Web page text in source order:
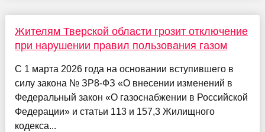
Жителям Тверской области грозит отключение
при нарушении правил пользования газом
С 1 марта 2026 года на основании вступившего в
силу закона № ЗР8-ФЗ «О внесении изменений в
Федеральный закон «О газоснабжении в Российской
Федерации» и статьи 113 и 157,3 Жилищного
кодекса...